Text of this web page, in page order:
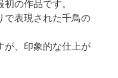
の作品です。
で表現された千鳥の
が、印象的な仕上が